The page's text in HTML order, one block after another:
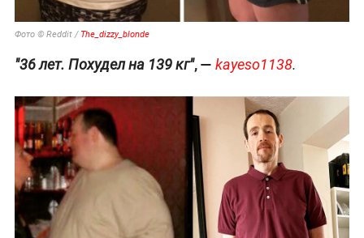
Фото © Reddit / The_dizzy_blonde
"36 лет. Похудел на 139 кг", — kayeso1138.